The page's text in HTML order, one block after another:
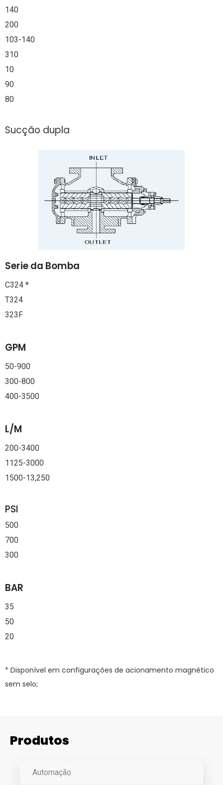
140
200
103-140
310
10
90
80
Sucção dupla
Serie da Bomba
C324 *
T324
323F
GPM
50-900
300-800
400-3500
L/M
200-3400
1125-3000
1500-13,250
PSI
500
700
300
BAR
35
50
20
* Disponível em configurações de acionamento magnético
sem selo;
Produtos
Automação